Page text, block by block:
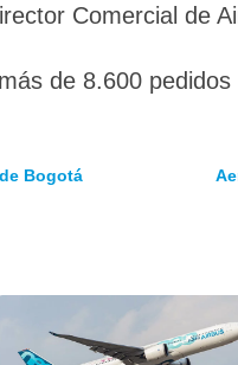
Comercial de
de 8.600
Bogotá